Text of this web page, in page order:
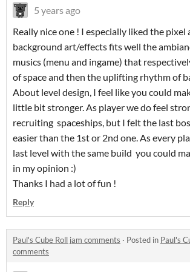
5 years ago
Really nice one ! I especially liked the pixel
background art/effects fits well the
musics (menu and ingame) that
of space and then the uplifting rhythm of
About level design, I feel like you could
little bit stronger. As player we do feel
recruiting spaceships, but I felt the last
easier than the 1st or 2nd one. As every
last level with the same build you could
in my opinion :)
Thanks I had a lot of fun !
Reply
Paul's Cube Roll jam comments · Posted in Paul's
comments